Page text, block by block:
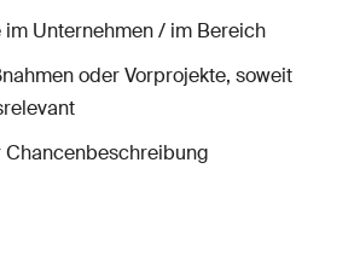
Unternehmen / im Bereich
oder Vorprojekte, soweit